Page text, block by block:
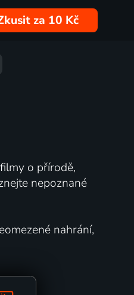
za 10 Kč
o přírodě,
nepoznané
nahrání,